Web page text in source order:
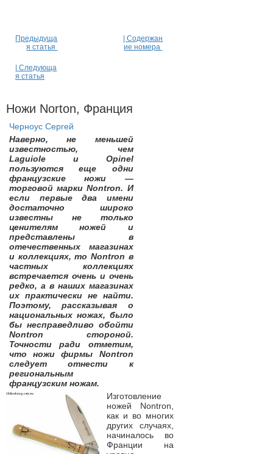
Предыдуща
я статья
| Содержан
ие номера
| Следующа
я статья
Ножи Norton, Франция
Черноус Сергей
Наверно, не меньшей
известностью, чем
Laguiole и Opinel
пользуются еще одни
французские ножи —
торговой марки Nontron. И
если первые два имени
достаточно широко
известны не только
ценителям ножей и
представлены в
отечественных магазинах
и коллекциях, то Nontron в
частных коллекциях
встречается очень и очень
редко, а в наших магазинах
их практически не найти.
Поэтому, рассказывая о
национальных ножах, было
бы несправедливо обойти
Nontron стороной.
Точности ради отметим,
что ножи фирмы Nontron
следует отнести к
региональным
французским ножам.
Изготовление
ножей Nontron,
как и во многих
других случаях,
начиналось во
Франции на